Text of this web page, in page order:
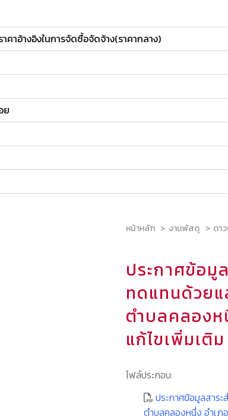
าอ้างอิงในการจัดซื้อจัดจ้าง(ราคากลาง)
ย
หน้าหลัก งานพัสดุ ดา
ประกาศข้อ
ทดแทนด้วย
ตำบลคลองห
แก้ไขเพิ่มเติ
ไฟล์ประกอบ:
ประกาศข้อมูลสา
ตำบลคลองหนึ่ง อำเภ